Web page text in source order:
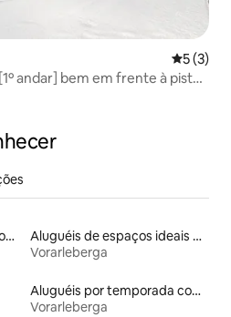
5 de
5 (3)
andar] bem em frente à pista
Aluguéis por temporada com acesso à praia
Aluguéis de espaços ideais para famílias
Vorarleberga
Aluguéis por temporada com acesso ao lago
Vorarleberga